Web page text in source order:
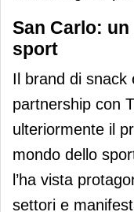
San Carlo:
sport
Il brand di snack
partnership con
ulteriormente il
mondo dello
l’ha vista
settori e